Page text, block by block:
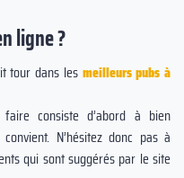
ligne ?
tour dans les meilleurs pubs à
consiste d’abord à bien
N’hésitez donc pas à
qui sont suggérés par le site